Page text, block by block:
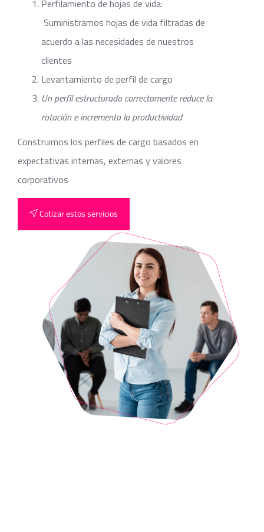
Perfilamiento de hojas de vida:
Suministramos hojas de vida filtradas de
acuerdo a las necesidades de nuestros
clientes
Levantamiento de perfil de cargo
Un perfil estructurado correctamente reduce la
rotación e incrementa la productividad
Construimos los perfiles de cargo basados en
expectativas internas, externas y valores
corporativos
Cotizar estos servicios